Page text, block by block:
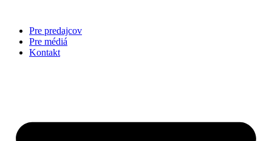
obsah
Pre predajcov
Pre médiá
Kontakt